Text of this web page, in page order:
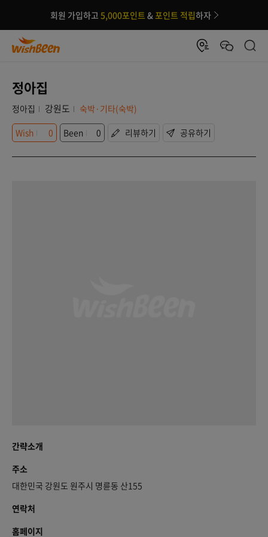
회원 가입하고 5,000포인트 &포인트 적립하자
정아집
정아집 강원도
숙박·기타(숙박)
Wish
0 Been 0 리뷰하기 공유하기
간략소개
주소
대한민국 강원도 원주시 명륜동 산155
연락처
홈페이지